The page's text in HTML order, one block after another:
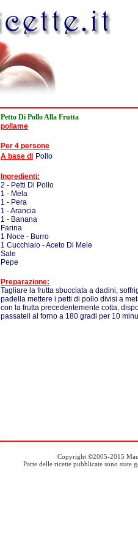
Petto Di Pollo Alla Frutta
pollame
Per 4 persone
A base di Pollo
Ingredienti:
2 - Petti Di Pollo
1 - Mela
1 - Pera
1 - Arancia
1 - Banana
Farina
1 Noce - Burro
1 Cucchiaio - Aceto Di Mele
Sale
Pepe
Preparazione:
Tagliare la frutta sbucciata a dadini,
padella mettere i petti di pollo divisi a
con la frutta precedentemente cotta,
passateli al forno a 180 gradi per 10
Copyright ©2005-2015
Parte delle ricette pubblicate sono state